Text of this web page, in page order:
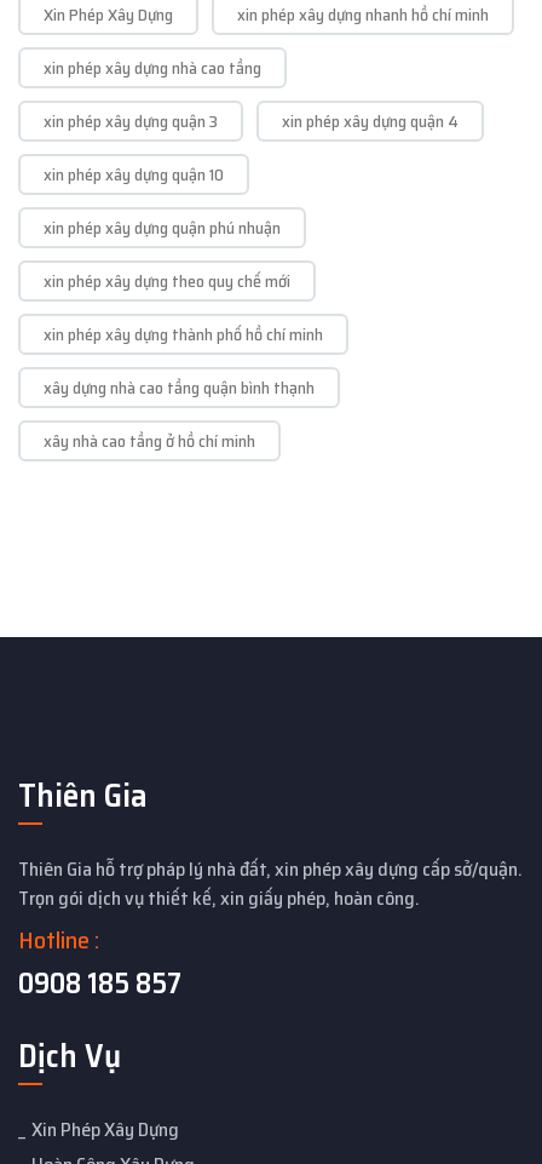
Xin Phép Xây Dựng
xin phép xây dựng nhanh hồ chí minh
xin phép xây dựng nhà cao tầng
xin phép xây dựng quận 3
xin phép xây dựng quận 4
xin phép xây dựng quận 10
xin phép xây dựng quận phú nhuận
xin phép xây dựng theo quy chế mới
xin phép xây dựng thành phố hồ chí minh
xây dựng nhà cao tầng quận bình thạnh
xây nhà cao tầng ở hồ chí minh
Thiên Gia
Thiên Gia hỗ trợ pháp lý nhà đất, xin phép xây dựng cấp sở/quận.
Trọn gói dịch vụ thiết kế, xin giấy phép, hoàn công.
Hotline :
0908 185 857
Dịch Vụ
Xin Phép Xây Dựng